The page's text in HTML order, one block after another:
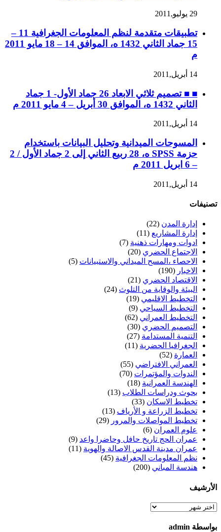
29 يوليو,2011
تطبيقات متقدمة لنظم المعلومات الجغرافية 11 –
15 جماد الثاني 1432 ه، الموافق 14 – 18 مايو 2011
م
14 أبريل,2011
■ ■ تصميم ثلاثي الابعاد 26 جماد الأول- 1 جماد
الثاني 1432 ه، الموافق 30 أبريل – 4 مايو 2011 م
14 أبريل,2011
المسوحات الميدانية وتحليل البيانات باستخدام
حزمة SPSS ه، 28 ربيع الثاني إلى 2 جماد الأول / 2
– 6 ابريل 2011 م
14 أبريل,2011
تصنيفات
إدارة المدن (22)
إدارة المشاريع (11)
ادوات ومهارات ذهنية (7)
الاجتماع الحضري (20)
الاحصاء ،المسح الميداني والاستبيانات (5)
الاخبار (190)
الاقتصاد الحضري (21)
البيئة والوقاية من التلوث (24)
التخطيط الاقليمي (19)
التخطيط السياحي (9)
التخطيط العمراني (62)
التصميم الحضري (30)
التنمية المستدامة (27)
الجغرافيا الحضرية (11)
العمارة (52)
العمراني الافتراضي (55)
الندوات والمؤتمرات (70)
الهندسة العمرانية (18)
بحوث ودراسات الطلاب (13)
تخطيط الاسكان (33)
تخطيط الزراعة و الأرياف (13)
تخطيط المواصلات والمرور (29)
علوم العمران (6)
عمران الحج تاريخ حافل وحاضرا واعد (9)
عمران مدينة القدس الاصالة والهوية (11)
نظم المعلومات الجغرافية (45)
هندسة المباني (200)
الأرشيف
الأرشيف
بواسطة admin